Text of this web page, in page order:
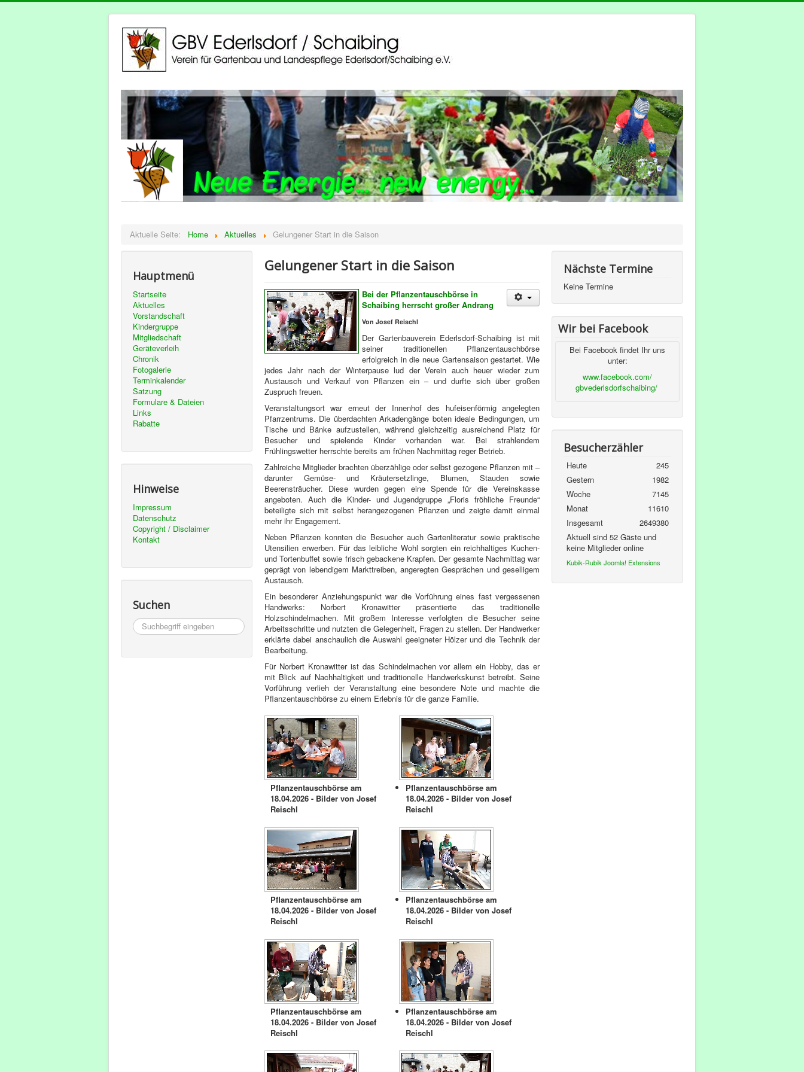
Aktuelle Seite: Home Aktuelles Gelungener Start in die Saison
Hauptmenü
Startseite
Aktuelles
Vorstandschaft
Kindergruppe
Mitgliedschaft
Geräteverleih
Chronik
Fotogalerie
Terminkalender
Satzung
Formulare & Dateien
Links
Rabatte
Hinweise
Impressum
Datenschutz
Copyright / Disclaimer
Kontakt
Suchen
Suchbegriff
eingeben
Gelungener Start in die Saison
Bei der Pflanzentauschbörse in
Schaibing herrscht großer Andrang
Von Josef Reischl
Der Gartenbauverein Ederlsdorf-Schaibing ist mit
seiner traditionellen Pflanzentauschbörse
erfolgreich in die neue Gartensaison gestartet. Wie
jedes Jahr nach der Winterpause lud der Verein auch heuer wieder zum
Austausch und Verkauf von Pflanzen ein – und durfte sich über großen
Zuspruch freuen.
Veranstaltungsort war erneut der Innenhof des hufeisenförmig angelegten
Pfarrzentrums. Die überdachten Arkadengänge boten ideale Bedingungen, um
Tische und Bänke aufzustellen, während gleichzeitig ausreichend Platz für
Besucher und spielende Kinder vorhanden war. Bei strahlendem
Frühlingswetter herrschte bereits am frühen Nachmittag reger Betrieb.
Zahlreiche Mitglieder brachten überzählige oder selbst gezogene Pflanzen mit –
darunter Gemüse- und Kräutersetzlinge, Blumen, Stauden sowie
Beerensträucher. Diese wurden gegen eine Spende für die Vereinskasse
angeboten. Auch die Kinder- und Jugendgruppe „Floris fröhliche Freunde“
beteiligte sich mit selbst herangezogenen Pflanzen und zeigte damit einmal
mehr ihr Engagement.
Neben Pflanzen konnten die Besucher auch Gartenliteratur sowie praktische
Utensilien erwerben. Für das leibliche Wohl sorgten ein reichhaltiges Kuchen-
und Tortenbuffet sowie frisch gebackene Krapfen. Der gesamte Nachmittag war
geprägt von lebendigem Markttreiben, angeregten Gesprächen und geselligem
Austausch.
Ein besonderer Anziehungspunkt war die Vorführung eines fast vergessenen
Handwerks: Norbert Kronawitter präsentierte das traditionelle
Holzschindelmachen. Mit großem Interesse verfolgten die Besucher seine
Arbeitsschritte und nutzten die Gelegenheit, Fragen zu stellen. Der Handwerker
erklärte dabei anschaulich die Auswahl geeigneter Hölzer und die Technik der
Bearbeitung.
Für Norbert Kronawitter ist das Schindelmachen vor allem ein Hobby, das er
mit Blick auf Nachhaltigkeit und traditionelle Handwerkskunst betreibt. Seine
Vorführung verlieh der Veranstaltung eine besondere Note und machte die
Pflanzentauschbörse zu einem Erlebnis für die ganze Familie.
Pflanzentauschbörse am
18.04.2026 - Bilder von Josef
Reischl
Pflanzentauschbörse am
18.04.2026 - Bilder von Josef
Reischl
Pflanzentauschbörse am
18.04.2026 - Bilder von Josef
Reischl
Pflanzentauschbörse am
18.04.2026 - Bilder von Josef
Reischl
Pflanzentauschbörse am
18.04.2026 - Bilder von Josef
Reischl
Pflanzentauschbörse am
18.04.2026 - Bilder von Josef
Reischl
Nächste Termine
Keine Termine
Wir bei Facebook
Bei Facebook findet Ihr uns
unter:
www.facebook.com/
gbvederlsdorfschaibing/
Besucherzähler
Heute
245
Gestern
1982
Woche
7145
Monat
11610
Insgesamt
2649380
Aktuell sind 52 Gäste und
keine Mitglieder online
Kubik-Rubik Joomla! Extensions